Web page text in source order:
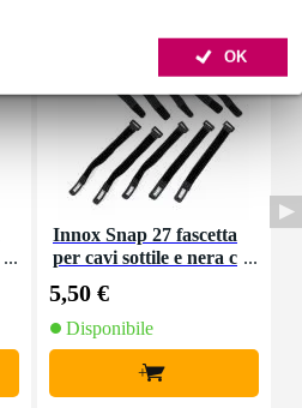
OK
Innox Snap 27 fascetta
per cavi sottile e nera c
(10 pezzi)
5,50 €
Disponibile
+